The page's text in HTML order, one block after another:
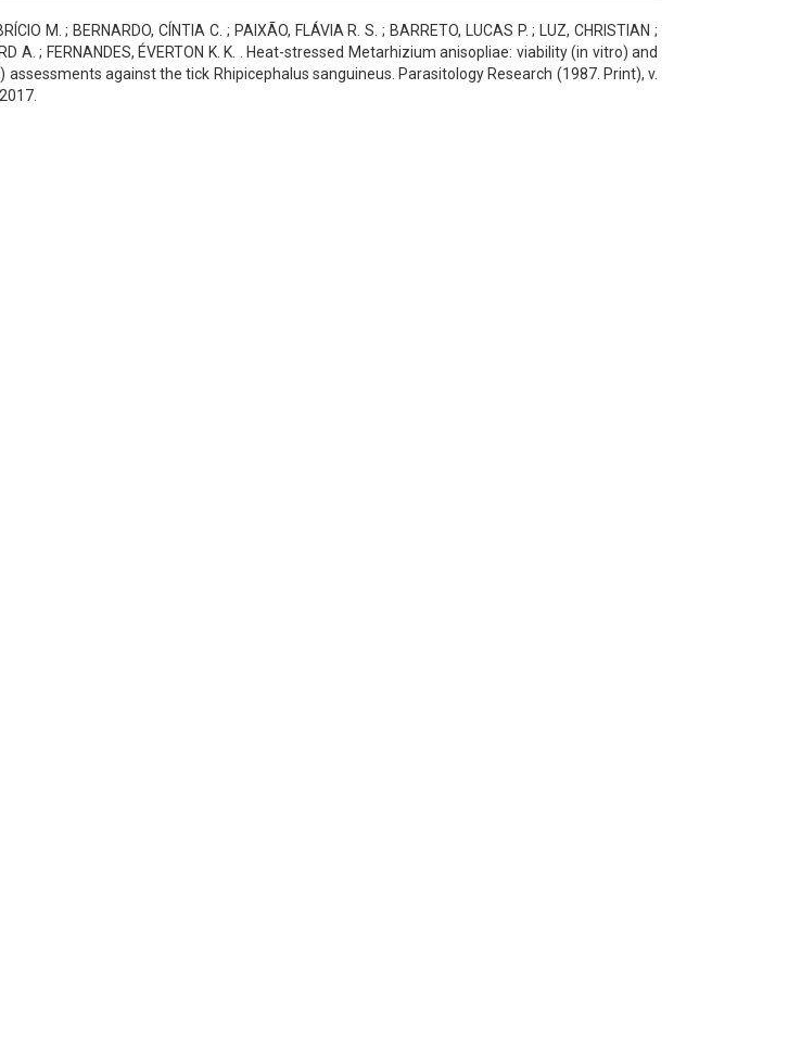
M. ; BERNARDO, CÍNTIA C. ; PAIXÃO, FLÁVIA R. S. ; BARRETO, LUCAS P. ; LUZ, CHRISTIAN ;
A. ; FERNANDES, ÉVERTON K. K. . Heat-stressed Metarhizium anisopliae: viability (in vitro) and
assessments against the tick Rhipicephalus sanguineus. Parasitology Research (1987. Print), v.